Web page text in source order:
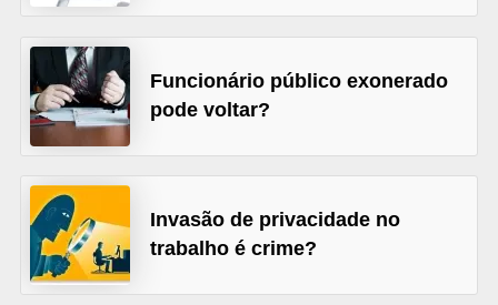
Funcionário público exonerado
pode voltar?
Invasão de privacidade no
trabalho é crime?
c
o
s
C
n
t
r
o